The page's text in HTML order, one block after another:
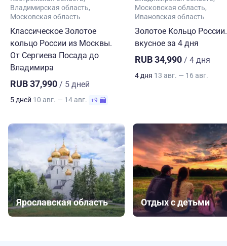
Владимирская область
Московская область
Классическое Золотое
кольцо России из Москвы.
От Сергиева Посада до
Владимира
RUB 37,990 / 5 дней
5 дней 10 авг. — 14 авг. +9
Московская область
Ивановская область
Золотое Кольцо
вкусное за 4 дня
RUB 34,990 / 4 дня
4 дня 13 авг. — 16 авг.
Ярославская область Отдых с детьми